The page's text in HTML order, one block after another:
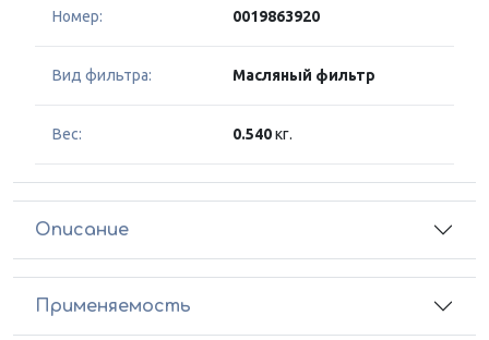
Номер: 0019863920
Вид фильтра: Масляный фильтр
Вес: 0.540кг.
Описание
Применяемость